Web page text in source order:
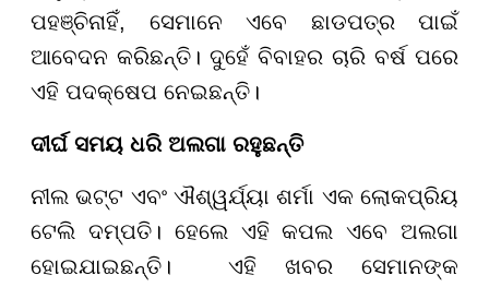
ପହଞ୍ଚିନାହିଁ, ସେମାନେ ଏବେ ଛାଡପତ୍ର ପାଇଁ
ଆବେଦନ କରିଛନ୍ତି। ଦୁହେଁ ବିବାହର ଚାରି ବର୍ଷ ପରେ
ଏହି ପଦକ୍ଷେପ ନେଇଛନ୍ତି।
ଦୀର୍ଘ ସମୟ ଧରି ଅଲଗା ରହୁଛନ୍ତି
ନୀଲ ଭଟ୍ଟ ଏବଂ ଐଶ୍ୱର୍ଯ୍ୟା ଶର୍ମା ଏକ ଲୋକପ୍ରିୟ
ଟେଲି ଦମ୍ପତି। ହେଲେ ଏହି କପଲ ଏବେ ଅଲଗା
ହୋଇଯାଇଛନ୍ତି। ଏହି ଖବର ସେମାନଙ୍କ